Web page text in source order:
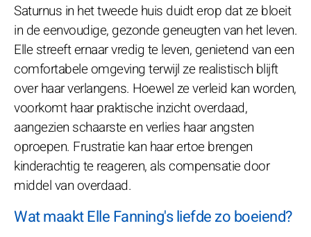
Saturnus in het tweede huis duidt erop dat ze bloeit
in de eenvoudige, gezonde geneugten van het leven.
Elle streeft ernaar vredig te leven, genietend van een
comfortabele omgeving terwijl ze realistisch blijft
over haar verlangens. Hoewel ze verleid kan worden,
voorkomt haar praktische inzicht overdaad,
aangezien schaarste en verlies haar angsten
oproepen. Frustratie kan haar ertoe brengen
kinderachtig te reageren, als compensatie door
middel van overdaad.
Wat maakt Elle Fanning's liefde zo boeiend?